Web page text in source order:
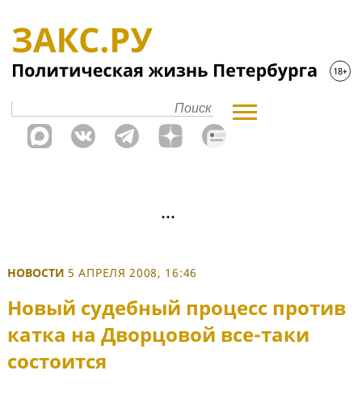
НОВОСТИ 5 АПРЕЛЯ 2008, 16:46
Новый судебный процесс против
катка на Дворцовой все-таки
состоится